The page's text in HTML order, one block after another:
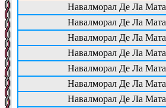
Навалморал Де Ла Мата
Навалморал Де Ла Мата
Навалморал Де Ла Мата
Навалморал Де Ла Мата
Навалморал Де Ла Мата
Навалморал Де Ла Мата
Навалморал Де Ла Мата